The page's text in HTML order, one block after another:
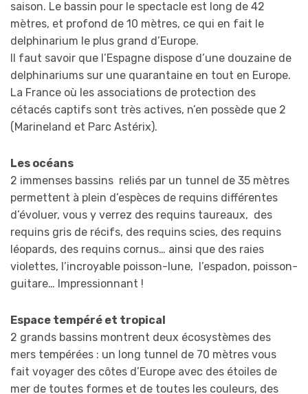
saison. Le bassin pour le spectacle est long de 42
mètres, et profond de 10 mètres, ce qui en fait le
delphinarium le plus grand d’Europe.
Il faut savoir que l’Espagne dispose d’une douzaine de
delphinariums sur une quarantaine en tout en Europe.
La France où les associations de protection des
cétacés captifs sont très actives, n’en possède que 2
(Marineland et Parc Astérix).
Les océans
2 immenses bassins reliés par un tunnel de 35 mètres
permettent à plein d’espèces de requins différentes
d’évoluer, vous y verrez des requins taureaux, des
requins gris de récifs, des requins scies, des requins
léopards, des requins cornus… ainsi que des raies
violettes, l’incroyable poisson-lune, l’espadon, poisson-
guitare… Impressionnant !
Espace tempéré et tropical
2 grands bassins montrent deux écosystèmes des
mers tempérées : un long tunnel de 70 mètres vous
fait voyager des côtes d’Europe avec des étoiles de
mer de toutes formes et de toutes les couleurs, des